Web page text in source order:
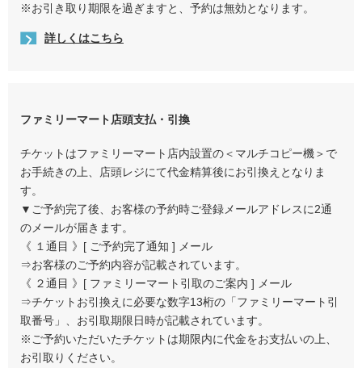
※お引き取り期限を過ぎますと、予約は無効となります。
詳しくはこちら
ファミリーマート店頭支払・引換
チケットはファミリーマート店内設置の＜マルチコピー機＞で
お手続きの上、店頭レジにて代金精算後にお引換えとなりま
す。
▼ご予約完了後、お客様の予約時ご登録メールアドレスに2通
のメールが届きます。
《 １通目 》[ ご予約完了通知 ] メール
⇒お客様のご予約内容が記載されています。
《 ２通目 》[ ファミリーマート引取のご案内 ] メール
⇒チケットお引換えに必要な数字13桁の「ファミリーマート引
取番号」、お引取期限日時が記載されています。
※ご予約いただいたチケットは期限内に代金をお支払いの上、
お引取りください。